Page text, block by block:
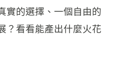
實的選擇、一個自由的
？看看能產出什麼火花